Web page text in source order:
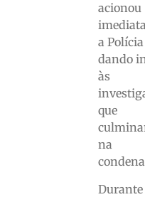
acionou
a
dando
às
que
na
Durante